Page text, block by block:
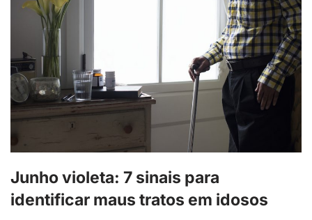
Junho violeta: 7 sinais para
identificar maus tratos em idosos